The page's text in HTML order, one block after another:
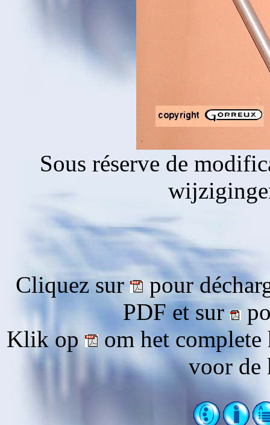
Sous réserve de
Cliquez sur
pour
PDF et sur
Klik op
om het
voor de